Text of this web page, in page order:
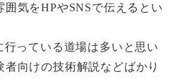
気をHPやSNSで伝えるとい
行っている道場は多いと思い
者向けの技術解説などばかり